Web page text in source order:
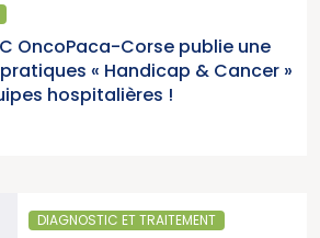
OncoPaca-Corse publie une
« Handicap & Cancer »
hospitalières !